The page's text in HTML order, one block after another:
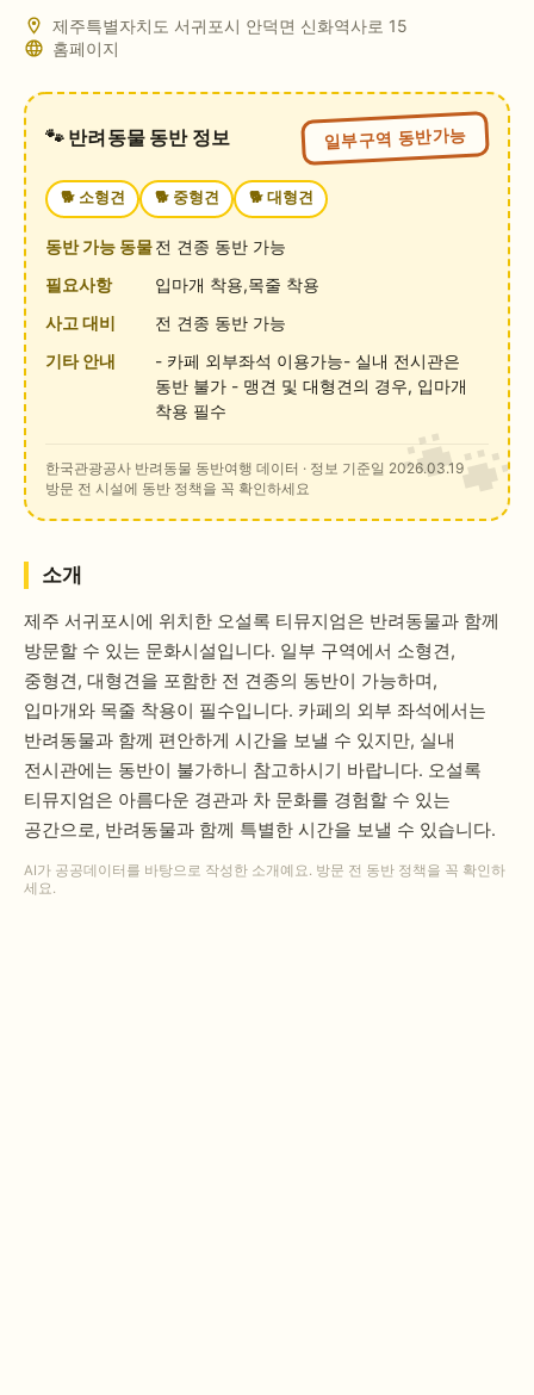
제주특별자치도 서귀포시 안덕면 신화역사로 15
홈페이지
🐾 반려동물 동반 정보 일부구역 동반가능
🐕 소형견 🐕 중형견 🐕 대형견
동반 가능 동물전 견종 동반 가능
필요사항
입마개 착용,목줄 착용
사고 대비
전 견종 동반 가능
기타 안내
- 카페 외부좌석 이용가능- 실내 전시관은
동반 불가 - 맹견 및 대형견의 경우, 입마개
착용 필수
한국관광공사 반려동물 동반여행 데이터 · 정보 기준일 2026.03.19
방문 전 시설에 동반 정책을 꼭 확인하세요
소개
제주 서귀포시에 위치한 오설록 티뮤지엄은 반려동물과 함께
방문할 수 있는 문화시설입니다. 일부 구역에서 소형견,
중형견, 대형견을 포함한 전 견종의 동반이 가능하며,
입마개와 목줄 착용이 필수입니다. 카페의 외부 좌석에서는
반려동물과 함께 편안하게 시간을 보낼 수 있지만, 실내
전시관에는 동반이 불가하니 참고하시기 바랍니다. 오설록
티뮤지엄은 아름다운 경관과 차 문화를 경험할 수 있는
공간으로, 반려동물과 함께 특별한 시간을 보낼 수 있습니다.
AI가 공공데이터를 바탕으로 작성한 소개예요. 방문 전 동반 정책을 꼭 확인하
세요.